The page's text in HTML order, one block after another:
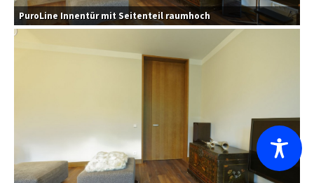
PuroLine Innentür mit Seitenteil raumhoch